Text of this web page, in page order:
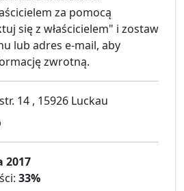
za pomocą
się z właścicielem" i zostaw
lub adres e-mail, aby
zwrotną.
14 , 15926 Luckau
2017
33%